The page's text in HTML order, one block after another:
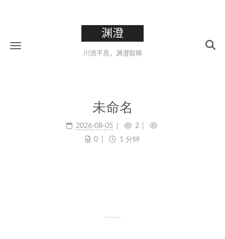
渊澄
川流不息，渊澄取映
未命名
2026-08-05
2
0
1 分钟